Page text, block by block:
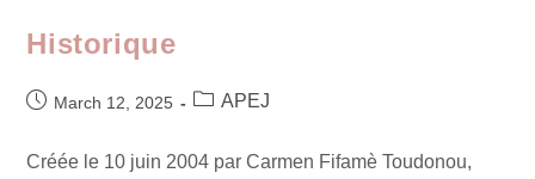
Historique
March 12, 2025 APEJ
Créée le 10 juin 2004 par Carmen Fifamè Toudonou,